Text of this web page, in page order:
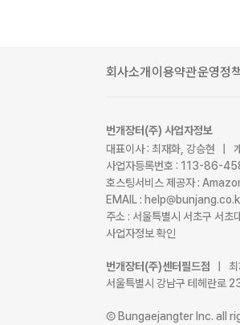
회사소개 이용약관운영정
번개장터(주) 사업자정보
대표이사 : 최재화, 강승현 |
사업자등록번호 : 113-86-
호스팅서비스 제공자 :
EMAIL :
주소 : 서울특별시 서초구 서
사업자정보 확인
번개장터(주)센터필드점
|
서울특별시 강남구 테헤란로
Ⓒ Bungaejangter Inc. all